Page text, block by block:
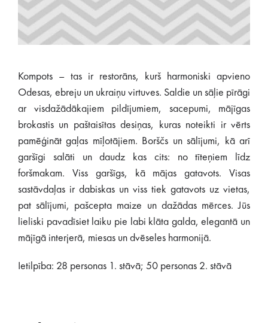
Kompots – tas ir restorāns, kurš harmoniski apvieno
Odesas, ebreju un ukraiņu virtuves. Saldie un sāļie pīrāgi
ar visdažādākajiem pildījumiem, sacepumi, mājīgas
brokastis un paštaisītas desiņas, kuras noteikti ir vērts
pamēģināt gaļas mīļotājiem. Borščs un sālījumi, kā arī
garšīgi salāti un daudz kas cits: no tīteņiem līdz
foršmakam. Viss garšīgs, kā mājas gatavots. Visas
sastāvdaļas ir dabiskas un viss tiek gatavots uz vietas,
pat sālījumi, pašcepta maize un dažādas mērces. Jūs
lieliski pavadīsiet laiku pie labi klāta galda, elegantā un
mājīgā interjerā, miesas un dvēseles harmonijā.
Ietilpība: 28 personas 1. stāvā; 50 personas 2. stāvā